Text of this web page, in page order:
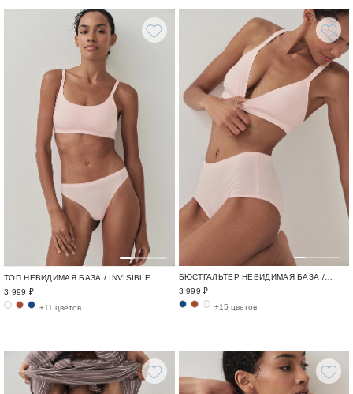
ТОП НЕВИДИМАЯ БАЗА / INVISIBLE
3 999 ₽
+11 цветов
БЮСТГАЛЬТЕР НЕВИДИМАЯ БАЗА / INVISIBLE
3 999 ₽
+15 цветов